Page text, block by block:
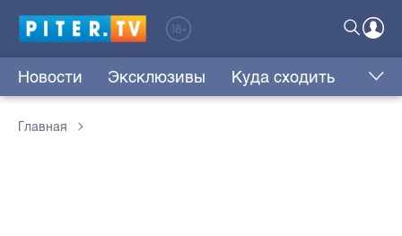
Новости Эксклюзивы Куда сходить
Главная